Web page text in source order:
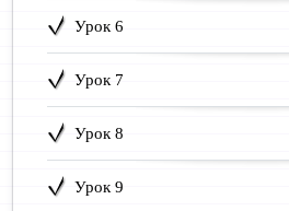
Урок 6
Урок 7
Урок 8
Урок 9